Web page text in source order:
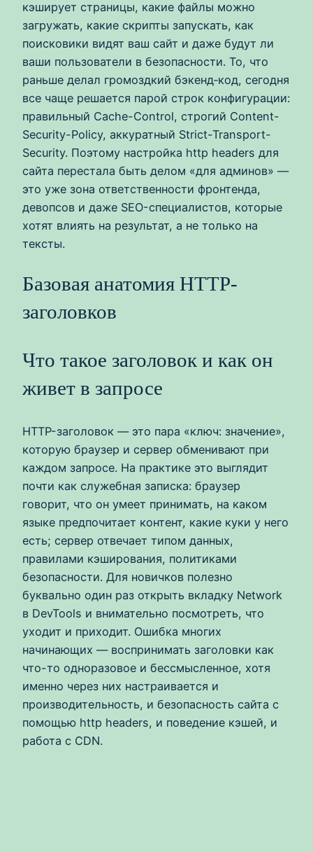
кэширует страницы, какие файлы можно
загружать, какие скрипты запускать, как
поисковики видят ваш сайт и даже будут ли
ваши пользователи в безопасности. То, что
раньше делал громоздкий бэкенд‑код, сегодня
все чаще решается парой строк конфигурации:
правильный Cache-Control, строгий Content-
Security-Policy, аккуратный Strict-Transport-
Security. Поэтому настройка http headers для
сайта перестала быть делом «для админов» —
это уже зона ответственности фронтенда,
девопсов и даже SEO-специалистов, которые
хотят влиять на результат, а не только на
тексты.
Базовая анатомия HTTP-
заголовков
Что такое заголовок и как он
живет в запросе
HTTP-заголовок — это пара «ключ: значение»,
которую браузер и сервер обменивают при
каждом запросе. На практике это выглядит
почти как служебная записка: браузер
говорит, что он умеет принимать, на каком
языке предпочитает контент, какие куки у него
есть; сервер отвечает типом данных,
правилами кэширования, политиками
безопасности. Для новичков полезно
буквально один раз открыть вкладку Network
в DevTools и внимательно посмотреть, что
уходит и приходит. Ошибка многих
начинающих — воспринимать заголовки как
что-то одноразовое и бессмысленное, хотя
именно через них настраивается и
производительность, и безопасность сайта с
помощью http headers, и поведение кэшей, и
работа с CDN.